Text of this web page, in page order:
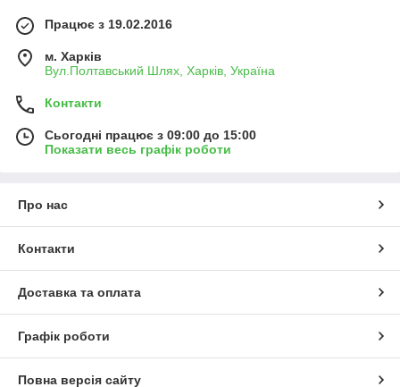
Працює з 19.02.2016
м. Харків
Вул.Полтавський Шлях, Харків, Україна
Контакти
Сьогодні працює з 09:00 до 15:00
Показати весь графік роботи
Про нас
Контакти
Доставка та оплата
Графік роботи
Повна версія сайту